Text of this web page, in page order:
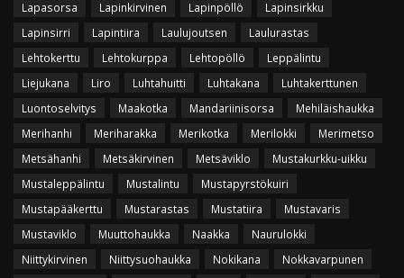
Lapasorsa
Lapinkirvinen Lapinpöllö
Lapinsirkku
Lapinsirri
Lapintiira Laulujoutsen
Laulurastas
Lehtokerttu
Lehtokurppa Lehtopöllö
Leppälintu
Liejukana
Liro Luhtahuitti Luhtakana
Luhtakerttunen
Luontoselvitys
Maakotka Mandariinisorsa
Mehiläishaukka
Merihanhi
Meriharakka Merikotka Merilokki
Merimetso
Metsähanhi
Metsäkirvinen Metsäviklo
Mustakurkku-uikku
Mustaleppälintu
Mustalintu
Mustapyrstökuiri
Mustapääkerttu
Mustarastas Mustatiira
Mustavaris
Mustaviklo
Muuttohaukka Naakka
Naurulokki
Niittykirvinen
Niittysuohaukka Nokikana
Nokkavarpunen